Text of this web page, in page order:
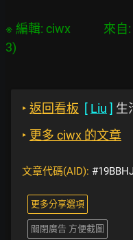
※ 編輯: ciwx            來
‣ 返回看板 [ Liu ] 生
‣ 更多 ciwx 的文章
文章代碼(AID):
更多分享選項
關閉廣告 方便截圖